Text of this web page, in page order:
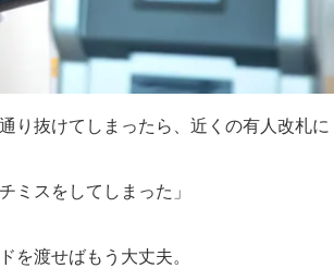
り抜けてしまったら、近くの有人改札に
ミスをしてしまった」
を渡せばもう大丈夫。